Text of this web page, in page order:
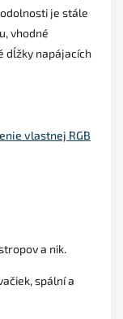
je stále
vhodné
dĺžky napájacích
vlastnej RGB
a nik.
spální a